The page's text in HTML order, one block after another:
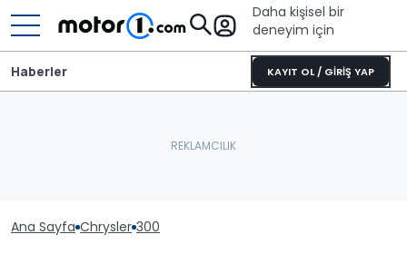
Daha kişisel bir
deneyim için
KAYIT OL / GİRİŞ YAP
Haberler
Ana Sayfa Chrysler 300